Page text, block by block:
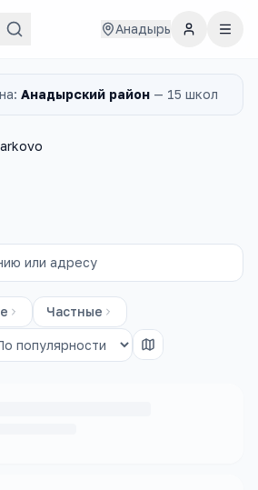
Анадырь
Анадырский район — 15 школ
Частные